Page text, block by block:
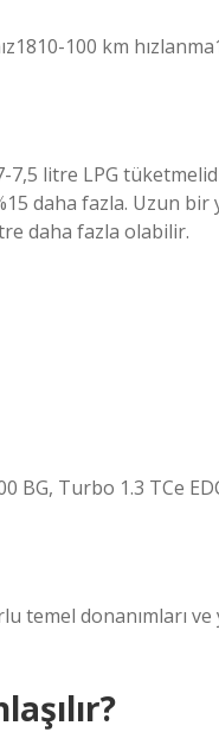
100 km
7,5 litre LPG
daha fazla. Uzun
daha fazla olabilir.
BG, Turbo 1.3 TCe
temel donanımları